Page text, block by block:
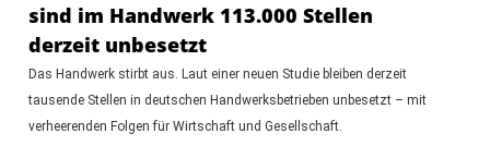
sind im Handwerk 113.000 Stellen
derzeit unbesetzt
Das Handwerk stirbt aus. Laut einer neuen Studie bleiben derzeit
tausende Stellen in deutschen Handwerksbetrieben unbesetzt – mit
verheerenden Folgen für Wirtschaft und Gesellschaft.